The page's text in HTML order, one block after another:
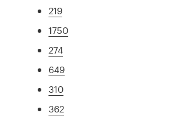
219
1750
274
649
310
362